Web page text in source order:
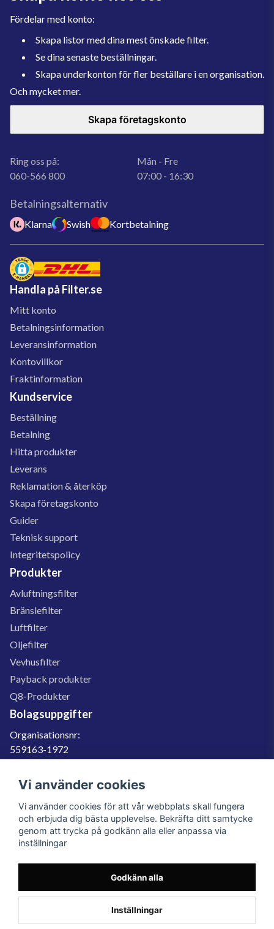
Fördelar med konto:
Skapa listor med dina mest önskade filter.
Se dina senaste beställningar.
Skapa underkonton för fler beställare i en organisation.
Och mycket mer.
Skapa företagskonto
Ring oss på:
060-566 800
Mån - Fre
07:00 - 16:30
Betalningsalternativ
Klarna Swish Kortbetalning
Handla på Filter.se
Mitt konto
Betalningsinformation
Leveransinformation
Kontovillkor
Fraktinformation
Kundservice
Beställning
Betalning
Hitta produkter
Leverans
Reklamation & återköp
Skapa företagskonto
Guider
Teknisk support
Integritetspolicy
Produkter
Avluftningsfilter
Bränslefilter
Luftfilter
Oljefilter
Vevhusfilter
Payback produkter
Q8-Produkter
Bolagsuppgifter
Organisationsnr:
559163-1972
SE559163197201
060-566 800
info@filter.se
559163-1972
© 2023 Filter.se, All rights reserved.
Vi använder cookies
Vi använder cookies för att vår webbplats skall fungera
och erbjuda dig bästa upplevelse. Bekräfta ditt samtycke
genom att trycka på godkänn alla eller anpassa via
inställningar
Godkänn alla
Inställningar